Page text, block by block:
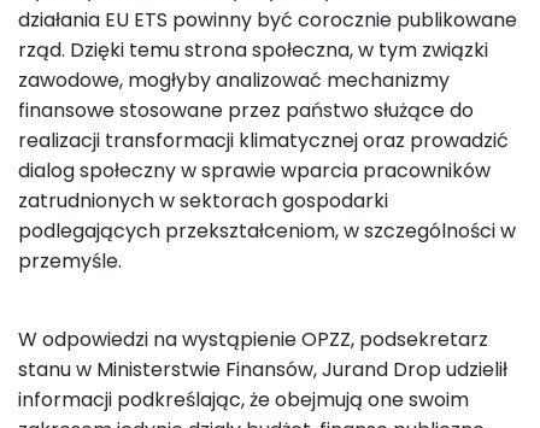
działania EU ETS powinny być corocznie publikowane
rząd. Dzięki temu strona społeczna, w tym związki
zawodowe, mogłyby analizować mechanizmy
finansowe stosowane przez państwo służące do
realizacji transformacji klimatycznej oraz prowadzić
dialog społeczny w sprawie wparcia pracowników
zatrudnionych w sektorach gospodarki
podlegających przekształceniom, w szczególności w
przemyśle.
W odpowiedzi na wystąpienie OPZZ, podsekretarz
stanu w Ministerstwie Finansów, Jurand Drop udzielił
informacji podkreślając, że obejmują one swoim